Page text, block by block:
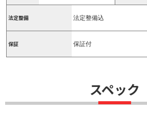
法定整備 法定整備込
保証 保証付
スペック